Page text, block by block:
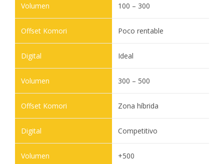
100 – 300
Poco rentable
Ideal
300 – 500
Zona híbrida
Competitivo
+500